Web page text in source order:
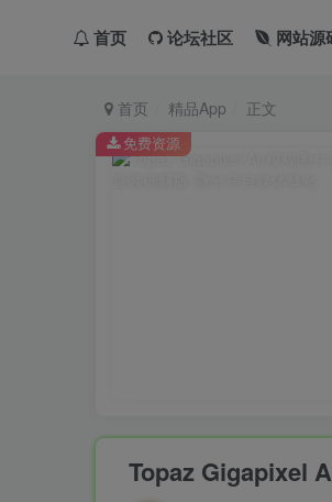
首页 论坛社区 网站源
首页 精品App 正文
免费资源
Topaz Gigapixel